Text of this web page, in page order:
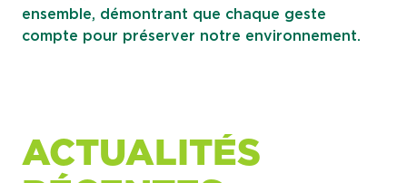
ensemble, démontrant que chaque geste
compte pour préserver notre environnement.
ACTUALITÉS